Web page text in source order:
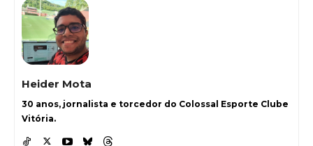
Heider Mota
30 anos, jornalista e torcedor do Colossal Esporte Clube
Vitória.